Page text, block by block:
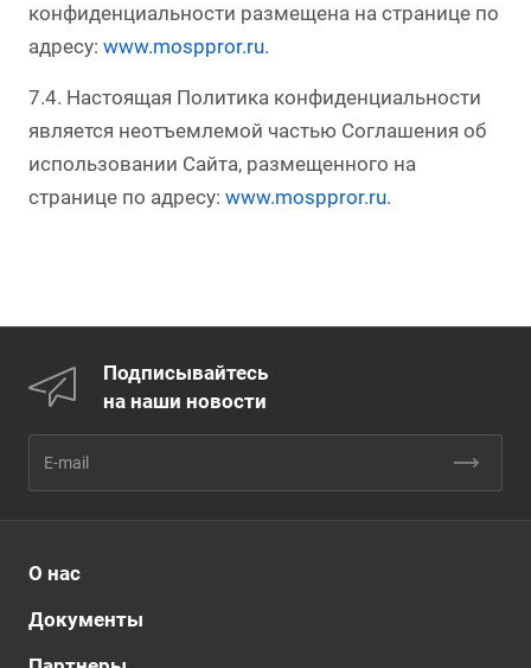
конфиденциальности размещена на странице по
адресу: www.mosppror.ru.
7.4. Настоящая Политика конфиденциальности
является неотъемлемой частью Соглашения об
использовании Сайта, размещенного на
странице по адресу: www.mosppror.ru.
Подписывайтесь
на наши новости
О нас
Документы